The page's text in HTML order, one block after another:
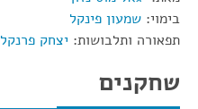
בימוי: שמעון פינקל
תפאורה ותלבושות: יצחק פרנקל
שחקנים